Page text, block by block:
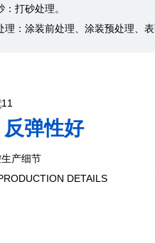
：打砂处理。
理：涂装前处理、涂装预处理、
反弹性好
产细节
DETAILS